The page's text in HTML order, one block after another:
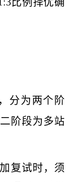
分为两个阶
阶段为多站
复试时， 须